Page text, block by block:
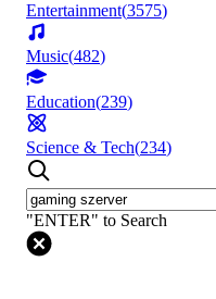
Entertainment(3575)
Music(482)
Education(239)
Science & Tech(234)
"ENTER" to Search